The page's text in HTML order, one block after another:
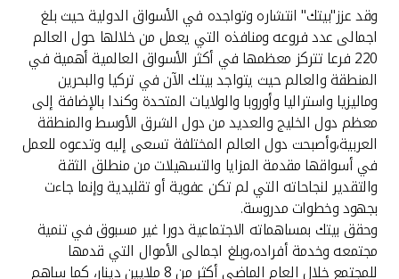
وقد عزز"بيتك" انتشاره وتواجده في الأسواق الدولية حيث بلغ
اجمالى عدد فروعه ومنافذه التي يعمل من خلالها حول العالم
220 فرعا تتركز معظمها في أكثر الأسواق العالمية أهمية في
المنطقة والعالم حيث يتواجد بيتك الآن في تركيا والبحرين
وماليزيا واستراليا وأوروبا والولايات المتحدة وكندا بالإضافة إلى
معظم دول الخليج والعديد من دول الشرق الأوسط والمنطقة
العربية،وأصبحت دول العالم المختلفة تسعى إليه وتدعوه للعمل
في أسواقها مقدمة المزايا والتسهيلات من منطلق الثقة
والتقدير لنجاحاته التي لم تكن عفوية أو تقليدية وإنما جاءت
بجهود وخطوات مدروسة.
وحقق بيتك بمساهماته الاجتماعية دورا غير مسبوق في تنمية
مجتمعه وخدمة أفراده،وبلغ اجمالى الأموال التي قدمها
للمجتمع خلال العام الماضي أكثر من 8 ملايين دينار، كما ساهم